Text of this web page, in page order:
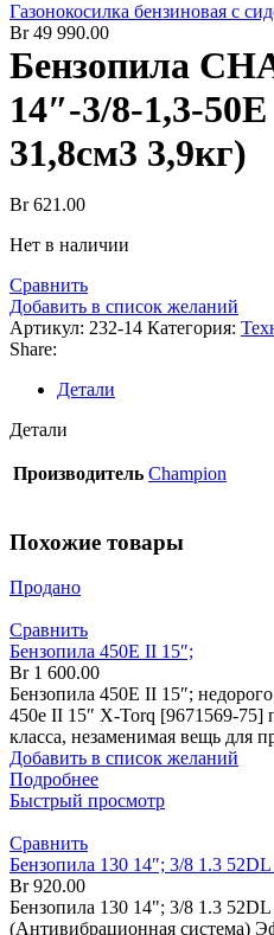
Газонокосилка бензиновая с
Br49 990.00
Бензопила
14″-3/8-1,3-
31,8см3 3,9кг)
Br621.00
Нет в наличии
Сравнить
Добавить в список желаний
Артикул: 232-14 Категория:
Share:
Детали
Детали
Производитель Champion
Похожие товары
Продано
Сравнить
Бензопила 450Е II 15″;
Br1 600.00
Бензопила 450Е II 15″;
450е II 15″ X-Torq [9671569-75]
класса, незаменимая вещь для
Добавить в список желаний
Подробнее
Быстрый просмотр
Сравнить
Бензопила 130 14″; 3/8 1.3
Br920.00
Бензопила 130 14"; 3/8 1.3
(Антивибрационная система)